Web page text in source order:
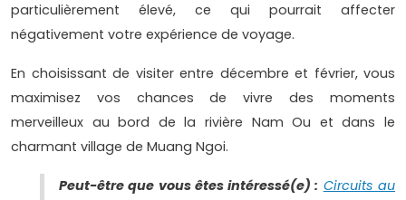
particulièrement élevé, ce qui pourrait affecter
négativement votre expérience de voyage.
En choisissant de visiter entre décembre et février, vous
maximisez vos chances de vivre des moments
merveilleux au bord de la rivière Nam Ou et dans le
charmant village de Muang Ngoi.
Peut-être que vous êtes intéressé(e) : Circuits au